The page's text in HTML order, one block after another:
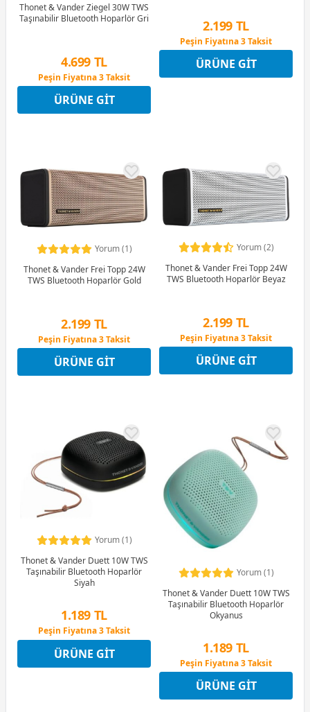
Thonet & Vander Ziegel 30W TWS
Taşınabilir Bluetooth Hoparlör Gri
4.699 TL
Peşin Fiyatına 3 Taksit
4 Ay x 1.305 TL taksitle
Peşin Fiyatına 3 Taksit
ÜRÜNE GIT
2.199 TL
Peşin Fiyatına 3 Taksit
4 Ay x 611 TL taksitle
Peşin Fiyatına 3 Taksit
ÜRÜNE GIT
Yorum (1)
Thonet & Vander Frei Topp 24W
TWS Bluetooth Hoparlör Gold
2.199 TL
Peşin Fiyatına 3 Taksit
4 Ay x 611 TL taksitle
Peşin Fiyatına 3 Taksit
ÜRÜNE GIT
Yorum (2)
Thonet & Vander Frei Topp 24W
TWS Bluetooth Hoparlör Beyaz
2.199 TL
Peşin Fiyatına 3 Taksit
4 Ay x 611 TL taksitle
Peşin Fiyatına 3 Taksit
ÜRÜNE GIT
Yorum (1)
Thonet & Vander Duett 10W TWS
Taşınabilir Bluetooth Hoparlör
Siyah
1.189 TL
Peşin Fiyatına 3 Taksit
4 Ay x 330 TL taksitle
Peşin Fiyatına 3 Taksit
ÜRÜNE GIT
Yorum (1)
Thonet & Vander Duett 10W TWS
Taşınabilir Bluetooth Hoparlör
Okyanus
1.189 TL
Peşin Fiyatına 3 Taksit
4 Ay x 330 TL taksitle
Peşin Fiyatına 3 Taksit
ÜRÜNE GIT